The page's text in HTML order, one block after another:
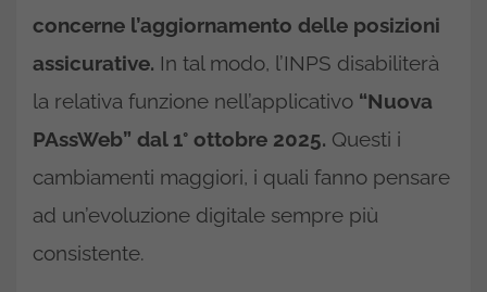
concerne l’aggiornamento delle posizioni
assicurative. In tal modo, l’INPS disabiliterà
la relativa funzione nell’applicativo “Nuova
PAssWeb” dal 1° ottobre 2025. Questi i
cambiamenti maggiori, i quali fanno pensare
ad un’evoluzione digitale sempre più
consistente.